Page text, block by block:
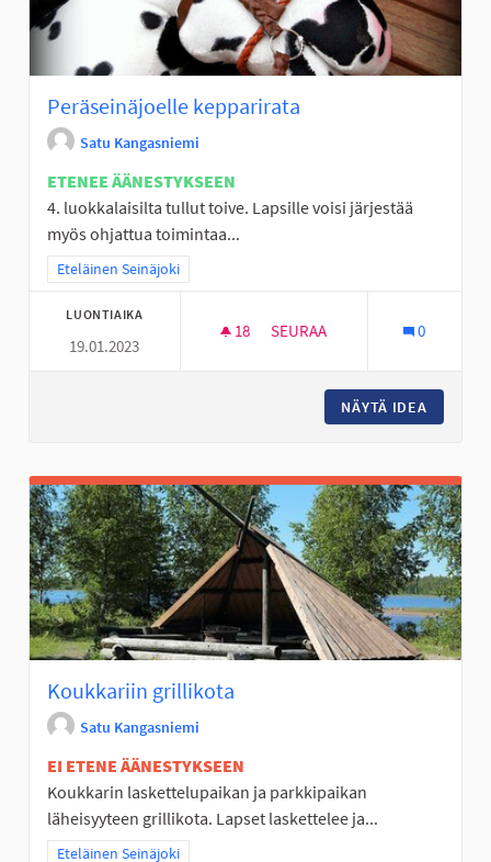
Peräseinäjoelle kepparirata
Satu Kangasniemi
ETENEE ÄÄNESTYKSEEN
4. luokkalaisilta tullut toive. Lapsille voisi järjestää
myös ohjattua toimintaa...
Rajaa tulokset teeman mukaan: Eteläinen Seinäjoki
Eteläinen Seinäjoki
LUONTIAIKA
19.01.2023
18 18 SEURAAJAA
SEURAA 0
NÄYTÄ IDEA
Koukkariin grillikota
Satu Kangasniemi
EI ETENE ÄÄNESTYKSEEN
Koukkarin laskettelupaikan ja parkkipaikan
läheisyyteen grillikota. Lapset laskettelee ja...
Rajaa tulokset teeman mukaan: Eteläinen Seinäjoki
Eteläinen Seinäjoki